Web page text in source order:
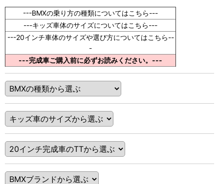
---BMXの乗り方の種類についてはこちら---
---キッズ車体のサイズについてはこちら---
---20インチ車体のサイズや選び方についてはこちら--
-
---完成車ご購入前に必ずお読みください。---